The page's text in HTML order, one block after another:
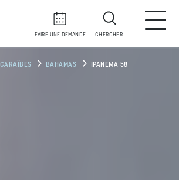
FAIRE UNE DEMANDE CHERCHER
CARAÏBES BAHAMAS IPANEMA 58